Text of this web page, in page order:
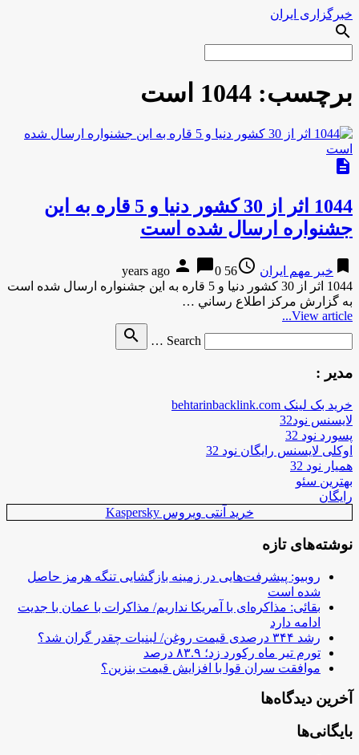
خبرگزاری ایران
search
برچسب: 1044 است
description
1044 اثر از 30 کشور دنیا و 5 قاره به این
جشنواره ارسال شده است
bookmark خبر مهم ایران access_time
56 years ago
person chat_bubble0
1044 اثر از 30 کشور دنیا و 5 قاره به این جشنواره ارسال شده است
به گزارش مركز اطلاع رساني …
View article...
Search …
search
مدیر :
خرید بک لینک behtarinbacklink.com
لایسنس نود32
پسورد نود 32
اوکلی لایسنس رایگان نود 32
همیار نود 32
بهترین سئو
رایگان
خرید آنتی ویروس Kaspersky
نوشته‌های تازه
روبیو: پیشرفت‌هایی در زمینه بازگشایی تنگه هرمز حاصل
شده است
بقائی: مذاکره‌ای با آمریکا نداریم/ مذاکرات با عمان با جدیت
ادامه دارد
رشد ۳۴۴ درصدی قیمت روغن/ لبنیات چقدر گران شد؟
تورم تیر ماه رکورد زد؛ ۸۳.۹ درصد
موافقت سران قوا با افزایش قیمت بنزین؟
آخرین دیدگاه‌ها
بایگانی‌ها